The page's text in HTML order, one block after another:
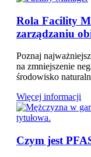
Rola Facility
zarządzaniu
Poznaj
na zmniejszenie
środowisko
Więcej informacji
Czym jest